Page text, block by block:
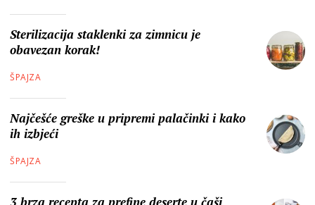
Sterilizacija staklenki za zimnicu je
obavezan korak!
ŠPAJZA
Najčešće greške u pripremi palačinki i kako
ih izbjeći
ŠPAJZA
3 brza recepta za prefine deserte u čaši